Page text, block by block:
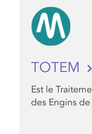
TOTEM
Est le
des Engins de